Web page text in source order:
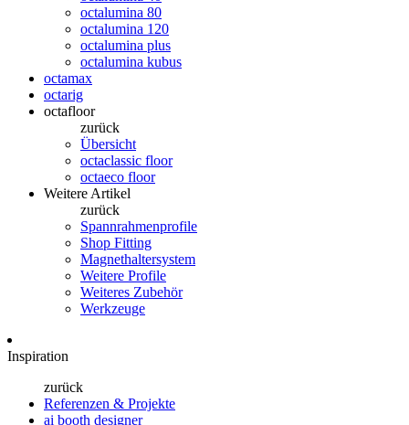
octalumina 80
octalumina 120
octalumina plus
octalumina kubus
octamax
octarig
octafloor
zurück
Übersicht
octaclassic floor
octaeco floor
Weitere Artikel
zurück
Spannrahmenprofile
Shop Fitting
Magnethaltersystem
Weitere Profile
Weiteres Zubehör
Werkzeuge
Inspiration
zurück
Referenzen & Projekte
ai booth designer